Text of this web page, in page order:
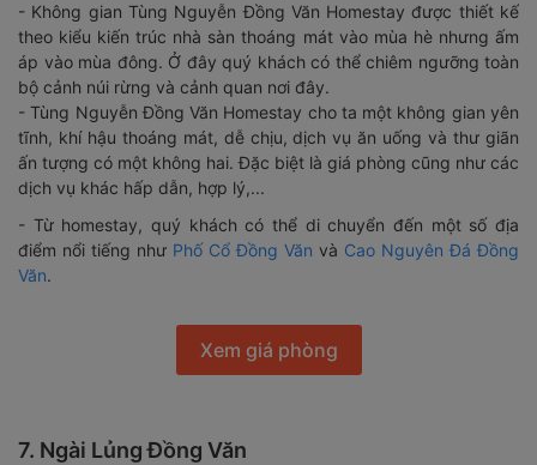
- Không gian Tùng Nguyễn Đồng Văn Homestay được thiết kế
theo kiểu kiến trúc nhà sàn thoáng mát vào mùa hè nhưng ấm
áp vào mùa đông. Ở đây quý khách có thể chiêm ngưỡng toàn
bộ cảnh núi rừng và cảnh quan nơi đây.
- Tùng Nguyễn Đồng Văn Homestay cho ta một không gian yên
tĩnh, khí hậu thoáng mát, dễ chịu, dịch vụ ăn uống và thư giãn
ấn tượng có một không hai. Đặc biệt là giá phòng cũng như các
dịch vụ khác hấp dẫn, hợp lý,...
- Từ homestay, quý khách có thể di chuyển đến một số địa
điểm nổi tiếng như Phố Cổ Đồng Văn và Cao Nguyên Đá Đồng
Văn.
Xem giá phòng
7. Ngài Lủng Đồng Văn